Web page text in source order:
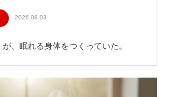
2026.08.03
が、眠れる身体をつくっていた。